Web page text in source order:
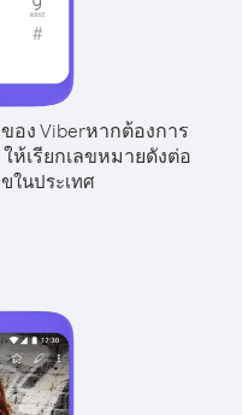
อง Viberหากต้องการ
ห้เรียกเลขหมายดังต่อ
ในประเทศ